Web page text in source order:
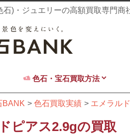
)・ジュエリーの高額買取専門
色石・宝石買取方法
BANK 色石買取実績 エメラルド
ピアス2.9gの買取